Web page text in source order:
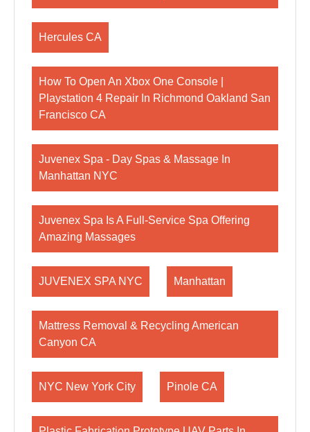
Hercules CA
How To Open An Xbox One Console |
Playstation 4 Repair In Richmond Oakland San
Francisco CA
Juvenex Spa - Day Spas & Massage In
Manhattan NYC
Juvenex Spa Is A Full-Service Spa Offering
Amazing Massages
JUVENEX SPA NYC Manhattan
Mattress Removal & Recycling American
Canyon CA
NYC New York City Pinole CA